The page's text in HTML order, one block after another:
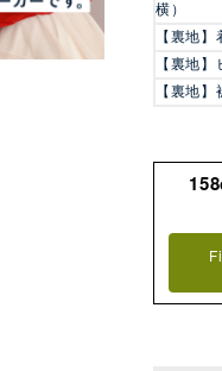
横）
【裏地】
【裏地
【裏地